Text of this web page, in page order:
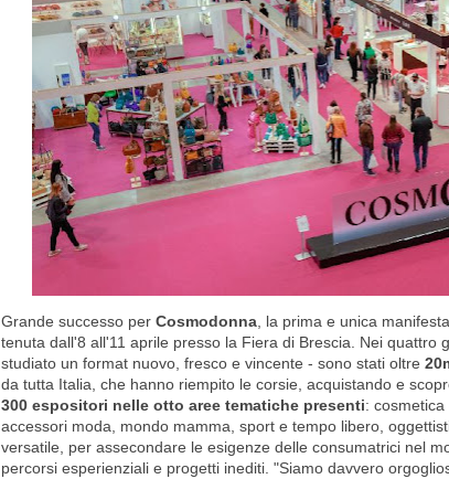
Grande successo per Cosmodonna, la prima e unica
tenuta dall'8 all'11 aprile presso la Fiera di Brescia. Nei quattro
studiato un format nuovo, fresco e vincente - sono stati oltre
da tutta Italia, che hanno riempito le corsie, acquistando e
300 espositori nelle otto aree tematiche presenti:
accessori moda, mondo mamma, sport e tempo libero,
versatile, per assecondare le esigenze delle consumatrici nel
percorsi esperienziali e progetti inediti. "Siamo davvero